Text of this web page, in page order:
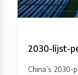
2030-lijst-
China’s